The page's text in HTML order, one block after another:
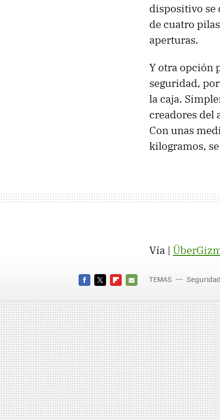
dispositivo se
de cuatro
aperturas.
Y otra opción
seguridad,
la caja.
creadores del
Con unas
kilogramos,
Vía |
MAIL
TEMAS